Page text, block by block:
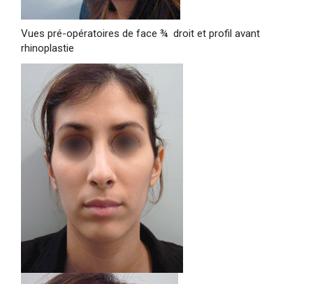
Vues pré-opératoires de face ¾ droit et profil avant
rhinoplastie